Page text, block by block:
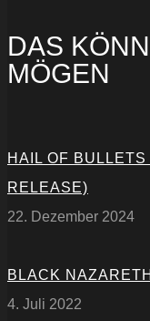
DAS
MÖGEN
HAIL OF
RELEASE)
22. Dezember 2024
BLACK
4. Juli 2022